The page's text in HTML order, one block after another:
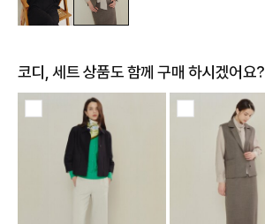
코디, 세트 상품도 함께 구매 하시겠어요?